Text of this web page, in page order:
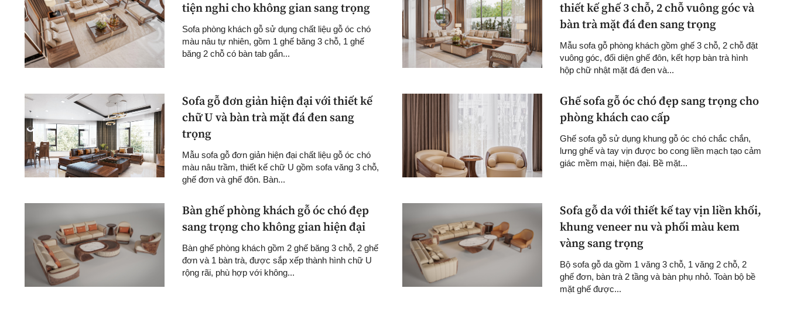
tiện nghi cho không gian sang trọng
Sofa phòng khách gỗ sử dụng chất liệu gỗ óc chó
màu nâu tự nhiên, gồm 1 ghế băng 3 chỗ, 1 ghế
băng 2 chỗ có bàn tab gắn...
thiết kế ghế 3 chỗ, 2 chỗ vuông góc và
bàn trà mặt đá đen sang trọng
Mẫu sofa gỗ phòng khách gồm ghế 3 chỗ, 2 chỗ đặt
vuông góc, đối diện ghế đôn, kết hợp bàn trà hình
hộp chữ nhật mặt đá đen và...
Sofa gỗ đơn giản hiện đại với thiết kế
chữ U và bàn trà mặt đá đen sang
trọng
Mẫu sofa gỗ đơn giản hiện đại chất liệu gỗ óc chó
màu nâu trầm, thiết kế chữ U gồm sofa văng 3 chỗ,
ghế đơn và ghế đôn. Bàn...
Ghế sofa gỗ óc chó đẹp sang trọng cho
phòng khách cao cấp
Ghế sofa gỗ sử dụng khung gỗ óc chó chắc chắn,
lưng ghế và tay vịn được bo cong liền mạch tạo cảm
giác mềm mại, hiện đại. Bề mặt...
Bàn ghế phòng khách gỗ óc chó đẹp
sang trọng cho không gian hiện đại
Bàn ghế phòng khách gồm 2 ghế băng 3 chỗ, 2 ghế
đơn và 1 bàn trà, được sắp xếp thành hình chữ U
rộng rãi, phù hợp với không...
Sofa gỗ da với thiết kế tay vịn liền khối,
khung veneer nu và phối màu kem
vàng sang trọng
Bộ sofa gỗ da gồm 1 văng 3 chỗ, 1 văng 2 chỗ, 2
ghế đơn, bàn trà 2 tầng và bàn phụ nhỏ. Toàn bộ bề
mặt ghế được...